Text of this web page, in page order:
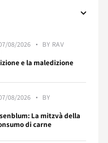
08/2026 BY RAV
e la maledizione
08/2026
BY
La mitzvà della
di carne